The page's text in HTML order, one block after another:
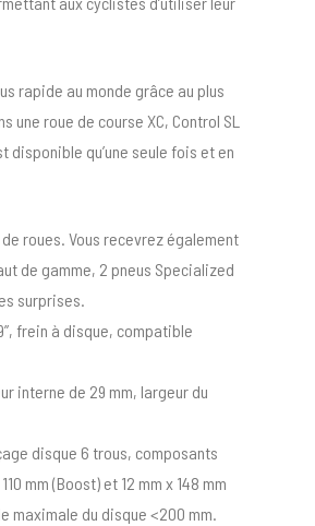
rapide au monde grâce au plus
roue de course XC, Control SL
disponible qu’une seule fois et en
de roues. Vous recevrez également
de gamme, 2 pneus Specialized
surprises.
frein à disque, compatible
interne de 29 mm, largeur du
disque 6 trous, composants
mm (Boost) et 12 mm x 148 mm
maximale du disque <200 mm.